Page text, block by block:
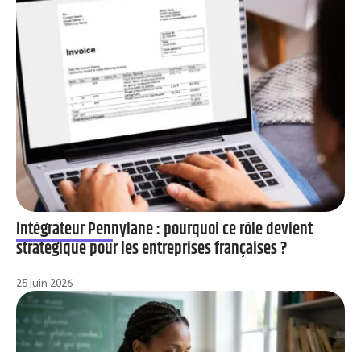
Intégrateur Pennylane : pourquoi ce rôle devient
stratégique pour les entreprises françaises ?
25 juin 2026